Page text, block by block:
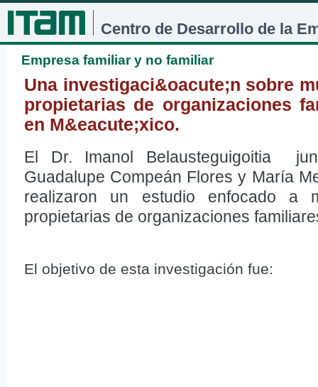
Centro de Desarrollo de la
Empresa familiar y no familiar
Una investigaci&oacute;n sobre
propietarias de organizaciones
en M&eacute;xico.
El Dr. Imanol Belausteguigoitia
Guadalupe Compeán Flores y María
realizaron un estudio enfocado a
propietarias de organizaciones
El objetivo de esta investigación fue: